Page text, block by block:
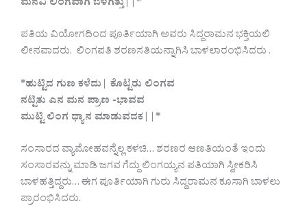
ಮನವಿ ಲಿಂಗವಾಗಿ ಬೆಳಗಿತ್ತು||*
ಪತಿಯ ವಿಯೋಗದಿಂದ ಪೂರ್ತಿಯಾಗಿ ಅವರು ಸಿದ್ದರಾಮನ ಭಕ್ತಿಯಲಿ
ಲೀನವಾದರು. ಲಿಂಗಪತಿ ಶರಣಸತಿಯನ್ನಾಗಿಸಿ ಬಾಳಲಾರಂಭಿಸಿದರು .
*ಹುಟ್ಟಿದ ಗುಣ ಕಳೆದು| ಕೊಟ್ಟರು ಲಿಂಗವ
ನಟ್ಟಿತು ಎನ ಮನ ಪ್ರಾಣ -ಭಾವವ
ಮುಟ್ಟಿ ಲಿಂಗ ಧ್ಯಾನ ಮಾಡುವದಕ||*
ಸಂಸಾರದ ವ್ಯಾಮೋಹವನ್ನೆಲ್ಲ ಕಳಚಿ… ಶರಣರ ಆಣತಿಯಂತೆ ಇಂದು
ಸಂಸಾರವನ್ನು ಮಾಡಿ ಜಗವ ಗೆದ್ದು ಲಿಂಗಯ್ಯನ ಪತಿಯಾಗಿ ಸ್ವೀಕರಿಸಿ
ಬಾಳಹತ್ತಿದ್ದರು… ಈಗ ಪೂರ್ತಿಯಾಗಿ ಗುರು ಸಿದ್ದರಾಮನ ಕೂಸಾಗಿ ಬಾಳಲು
ಪ್ರಾರಂಭಿಸಿದರು.